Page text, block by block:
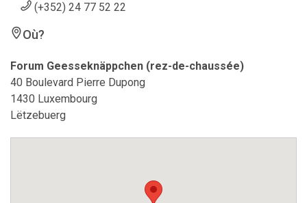
(+352) 24 77 52 22
Où?
Forum Geesseknäppchen (rez-de-chaussée)
40 Boulevard Pierre Dupong
1430 Luxembourg
Lëtzebuerg